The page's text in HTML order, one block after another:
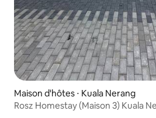
Maison d'hôtes ⋅ Kuala Nerang
Rosz Homestay (Maison 3) Kuala